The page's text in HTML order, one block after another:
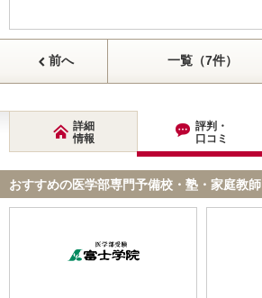
前へ 一覧（7件）
詳細
情報
評判・
口コミ
おすすめの医学部専門予備校・塾・家庭教師